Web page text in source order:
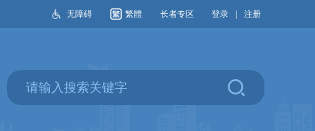
无障碍 繁體 长者专区 登录 注册